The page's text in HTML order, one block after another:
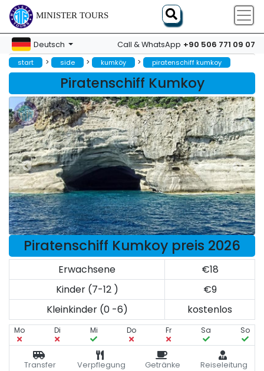
MINISTER TOURS
Deutsch Call & WhatsApp +90 506 771 09 07
start > side > kumköy > piratenschiff kumkoy
Piratenschiff Kumkoy
Piratenschiff Kumkoy preis 2026
Erwachsene
€18
Kinder (7-12 )
€9
Kleinkinder (0 -6)
kostenlos
Mo Di Mi Do Fr Sa So
Transfer Verpflegung Getränke Reiseleitung